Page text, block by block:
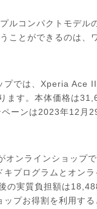
ルコンパクトモデル
ことができるのは、
プでは、Xperia Ace
ます。本体価格は
ーンは2023年12月
ンラインショップ
プログラムとオン
の実質負担額は
プお得割を利用す